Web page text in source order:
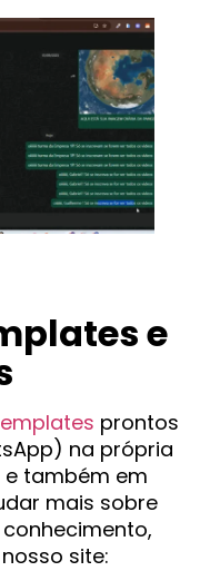
e
prontos
na própria
e também em
mais sobre
site: